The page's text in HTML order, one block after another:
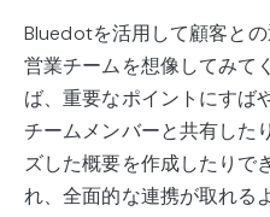
Bluedotを活用して顧客と
営業チームを想像してみて
ば、重要なポイントにすば
チームメンバーと共有した
ズした概要を作成したりで
れ、全面的な連携が取れる